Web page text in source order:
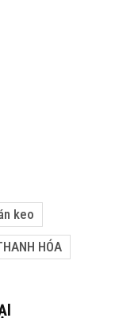
keo
HÓA